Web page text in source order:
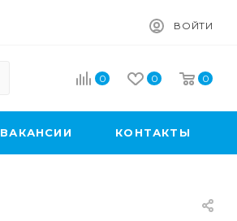
ВОЙТИ
0 0 0
ВАКАНСИИ КОНТАКТЫ